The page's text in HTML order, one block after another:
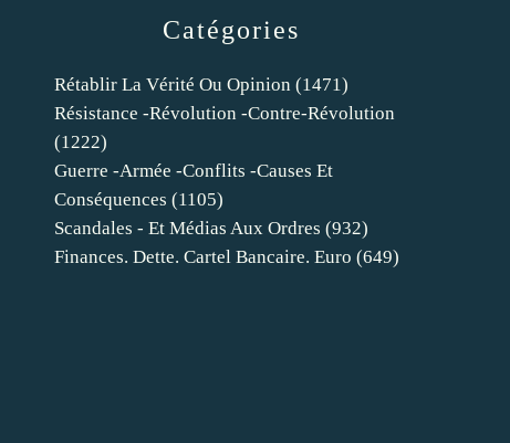
Catégories
Rétablir La Vérité Ou Opinion (1471)
Résistance -révolution -contre-Révolution
(1222)
Guerre -armée -conflits -causes Et
Conséquences (1105)
Scandales - Et Médias Aux Ordres (932)
Finances. Dette. Cartel Bancaire. Euro (649)